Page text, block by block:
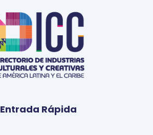
Entrada Rápida